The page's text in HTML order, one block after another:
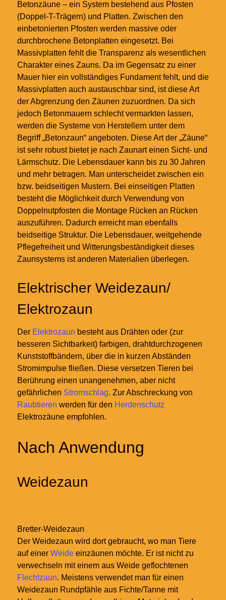
Betonzäune – ein System bestehend aus Pfosten
(Doppel-T-Trägern) und Platten. Zwischen den
einbetonierten Pfosten werden massive oder
durchbrochene Betonplatten eingesetzt. Bei
Massivplatten fehlt die Transparenz als wesentlichen
Charakter eines Zauns. Da im Gegensatz zu einer
Mauer hier ein vollständiges Fundament fehlt, und die
Massivplatten auch austauschbar sind, ist diese Art
der Abgrenzung den Zäunen zuzuordnen. Da sich
jedoch Betonmauern schlecht vermarkten lassen,
werden die Systeme von Herstellern unter dem
Begriff „Betonzaun“ angeboten. Diese Art der „Zäune“
ist sehr robust bietet je nach Zaunart einen Sicht- und
Lärmschutz. Die Lebensdauer kann bis zu 30 Jahren
und mehr betragen. Man unterscheidet zwischen ein
bzw. beidseitigen Mustern. Bei einseitigen Platten
besteht die Möglichkeit durch Verwendung von
Doppelnutpfosten die Montage Rücken an Rücken
auszuführen. Dadurch erreicht man ebenfalls
beidseitige Struktur. Die Lebensdauer, weitgehende
Pflegefreiheit und Witterungsbeständigkeit dieses
Zaunsystems ist anderen Materialien überlegen.
Elektrischer Weidezaun/
Elektrozaun
Der Elektrozaun besteht aus Drähten oder (zur
besseren Sichtbarkeit) farbigen, drahtdurchzogenen
Kunststoffbändern, über die in kurzen Abständen
Stromimpulse fließen. Diese versetzen Tieren bei
Berührung einen unangenehmen, aber nicht
gefährlichen Stromschlag. Zur Abschreckung von
Raubtieren werden für den Herdenschutz
Elektrozäune empfohlen.
Nach Anwendung
Weidezaun
Bretter-Weidezaun
Der Weidezaun wird dort gebraucht, wo man Tiere
auf einer Weide einzäunen möchte. Er ist nicht zu
verwechseln mit einem aus Weide geflochtenen
Flechtzaun. Meistens verwendet man für einen
Weidezaun Rundpfähle aus Fichte/Tanne mit